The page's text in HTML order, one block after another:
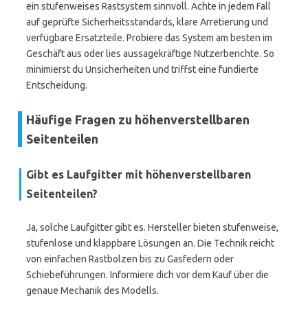
ein stufenweises Rastsystem sinnvoll. Achte in jedem Fall
auf geprüfte Sicherheitsstandards, klare Arretierung und
verfügbare Ersatzteile. Probiere das System am besten im
Geschäft aus oder lies aussagekräftige Nutzerberichte. So
minimierst du Unsicherheiten und triffst eine fundierte
Entscheidung.
Häufige Fragen zu höhenverstellbaren
Seitenteilen
Gibt es Laufgitter mit höhenverstellbaren
Seitenteilen?
Ja, solche Laufgitter gibt es. Hersteller bieten stufenweise,
stufenlose und klappbare Lösungen an. Die Technik reicht
von einfachen Rastbolzen bis zu Gasfedern oder
Schiebeführungen. Informiere dich vor dem Kauf über die
genaue Mechanik des Modells.